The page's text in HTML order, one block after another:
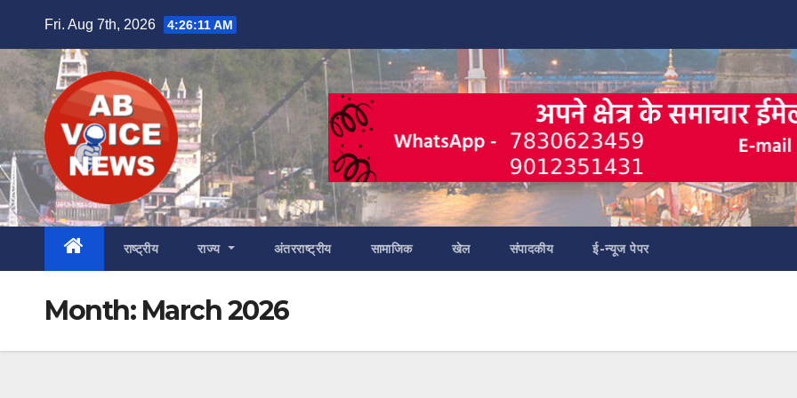
content
Fri. Aug 7th, 2026 4:26:12 AM
राष्ट्रीय राज्य अंतरराष्ट्रीय सामाजिक खेल संपादकीय ई-न्यूज पेपर
Month: March 2026